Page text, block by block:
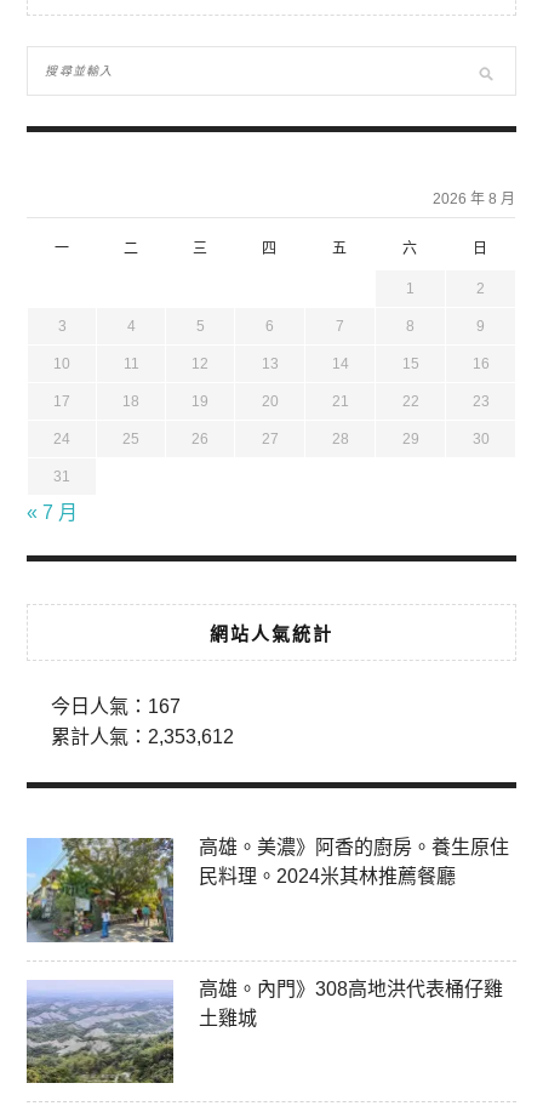
2026 年 8 月
一 二 三 四 五 六 日
1 2
3 4 5 6 7 8 9
10 11 12 13 14 15 16
17 18 19 20 21 22 23
24 25 26 27 28 29 30
31
« 7 月
網站人氣統計
今日人氣： 167
累計人氣： 2,353,612
高雄。美濃》阿香的廚房。養生原住
民料理。2024米其林推薦餐廳
高雄。內門》308高地洪代表桶仔雞
土雞城